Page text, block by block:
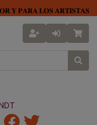
𝐘 𝐏𝐀𝐑𝐀 𝐋𝐎𝐒 𝐀𝐑𝐓𝐈𝐒𝐓𝐀𝐒